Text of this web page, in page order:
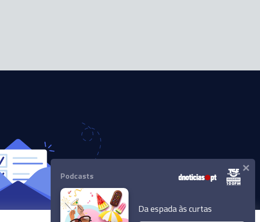
Podcasts
Da espada às curtas
×